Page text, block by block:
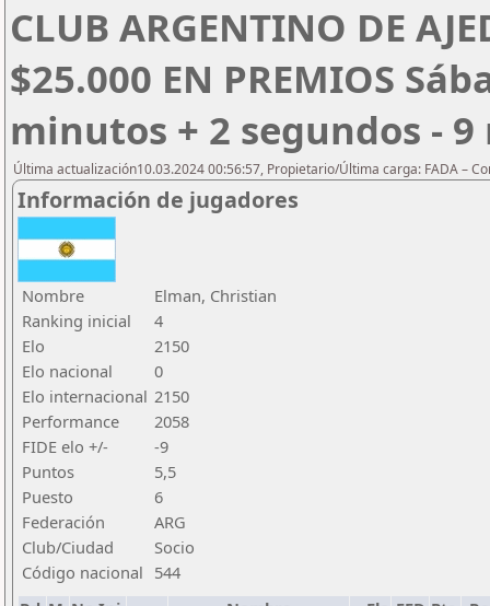
CLUB ARGENTINO DE
$25.000 EN PREMIOS
minutos + 2 segundos - 9
Última actualización10.03.2024 00:56:57, Propietario/Última carga: FADA –
Información de jugadores
Nombre
Elman, Christian
Ranking inicial
4
Elo
2150
Elo nacional
0
Elo internacional 2150
Performance
2058
FIDE elo +/-
-9
Puntos
5,5
Puesto
6
Federación
ARG
Club/Ciudad
Socio
Código nacional 544